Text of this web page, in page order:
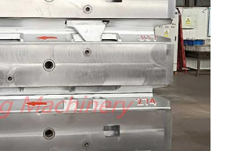
রাসায়নিক রচনা প্রতিবেদন, প্রসার্য শক্তি এবং কঠোরতা
প্রতিবেদন, অ্যানিলিং সার্টিফিকেট